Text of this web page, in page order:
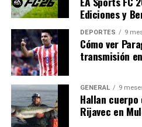
Históricamente, América
naturales, lo que ha impulsado
Sin embargo, la explotación
recursos ha contribuido al
reto es encontrar un equilibrio
económico y la sostenibilidad
Mirando Hacia el
Ediciones y
DEPORTES 9
Cómo ver
transmisión
GENERAL 9
Hallan
Rijavec en